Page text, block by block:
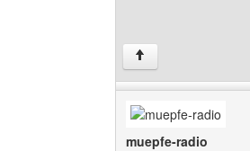
↑
muepfe-radio